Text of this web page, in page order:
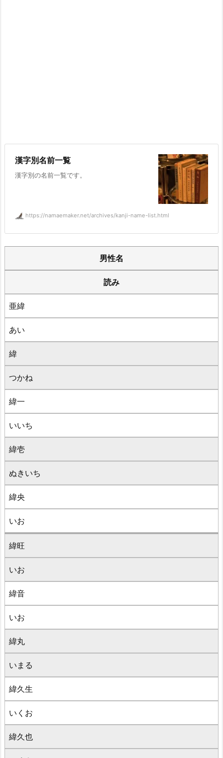
漢字別名前一覧
漢字別の名前一覧です。
https://namaemaker.net/archives/kanji-name-list.html
男性名
読み
亜緯
あい
緯
つかね
緯一
いいち
緯壱
ぬきいち
緯央
いお
緯旺
いお
緯音
いお
緯丸
いまる
緯久生
いくお
緯久也